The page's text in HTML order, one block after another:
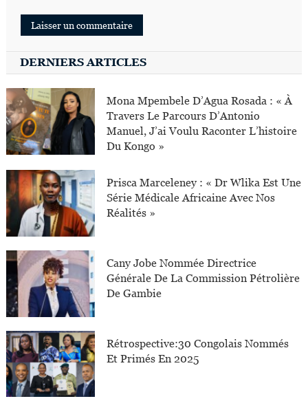
DERNIERS ARTICLES
Mona Mpembele D’Agua Rosada : « À
Travers Le Parcours D’Antonio
Manuel, J’ai Voulu Raconter L’histoire
Du Kongo »
Prisca Marceleney : « Dr Wlika Est Une
Série Médicale Africaine Avec Nos
Réalités »
Cany Jobe Nommée Directrice
Générale De La Commission Pétrolière
De Gambie
Rétrospective:30 Congolais Nommés
Et Primés En 2025